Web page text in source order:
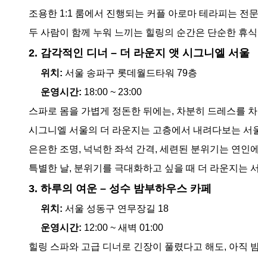
조용한 1:1 룸에서 진행되는 커플 아로마 테라피는 전
두 사람이 함께 누워 느끼는 힐링의 순간은 단순한 휴
2. 감각적인 디너 – 더 라운지 앳 시그니엘 서울
위치: 서울 송파구 롯데월드타워 79층
운영시간: 18:00 ~ 23:00
스파로 몸을 가볍게 정돈한 뒤에는, 차분히 드레스를
시그니엘 서울의 더 라운지는 고층에서 내려다보는
은은한 조명, 넉넉한 좌석 간격, 세련된 분위기는 연인
특별한 날, 분위기를 극대화하고 싶을 때 더 라운지는
3. 하루의 여운 – 성수 밤부하우스 카페
위치: 서울 성동구 연무장길 18
운영시간: 12:00 ~ 새벽 01:00
힐링 스파와 고급 디너로 긴장이 풀렸다고 해도, 아직